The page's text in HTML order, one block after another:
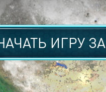
ИГРУ ЗА